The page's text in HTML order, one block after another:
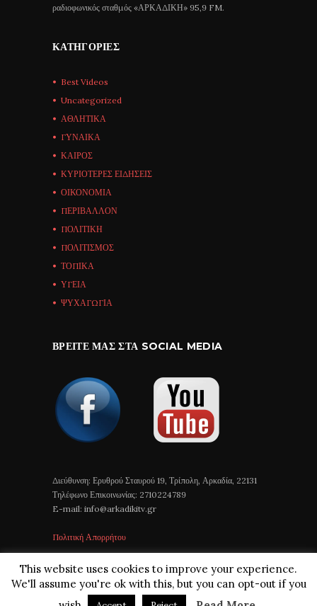
ραδιοφωνικός σταθμός «ΑΡΚΑΔΙΚΗ» 95,9 FM.
ΚΑΤΗΓΟΡΊΕΣ
Best Videos
Uncategorized
ΑΘΛΗΤΙΚΑ
ΓΥΝΑΙΚΑ
ΚΑΙΡΟΣ
ΚΥΡΙΟΤΕΡΕΣ ΕΙΔΗΣΕΙΣ
ΟΙΚΟΝΟΜΙΑ
ΠΕΡΙΒΑΛΛΟΝ
ΠΟΛΙΤΙΚΗ
ΠΟΛΙΤΙΣΜΟΣ
ΤΟΠΙΚΑ
ΥΓΕΙΑ
ΨΥΧΑΓΩΓΙΑ
ΒΡΕΊΤΕ ΜΑΣ ΣΤΑ SOCIAL MEDIA
Διεύθυνση: Ερυθρού Σταυρού 19, Τρίπολη, Αρκαδία, 22131
Τηλέφωνο Επικοινωνίας: 2710224789
E-mail: info@arkadikitv.gr
Πολιτική Απορρήτου
This website uses cookies to improve your experience.
We'll assume you're ok with this, but you can opt-out if you